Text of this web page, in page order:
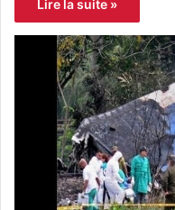
Lire la suite »